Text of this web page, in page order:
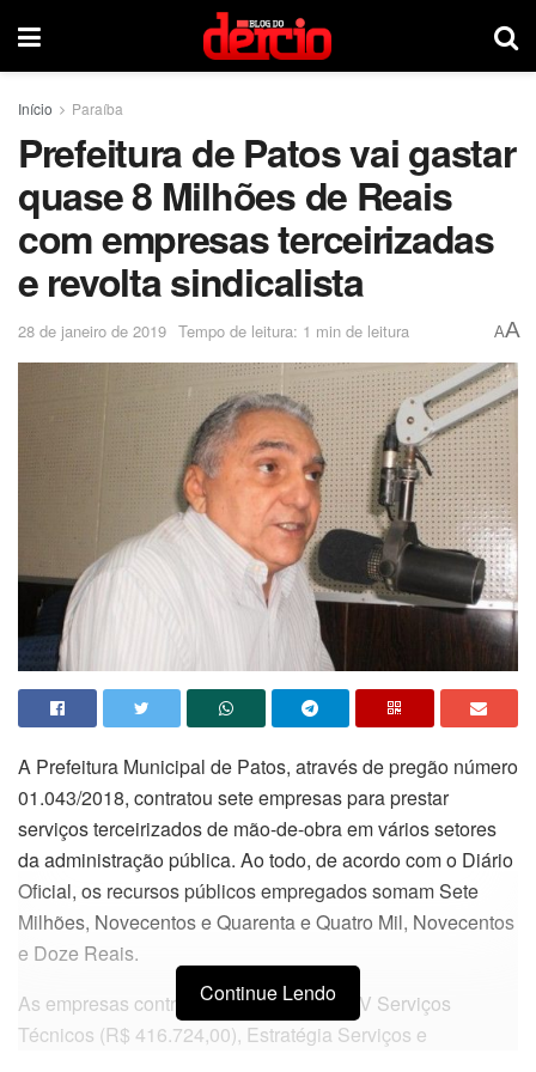
Início Paraíba
Prefeitura de Patos vai gastar
quase 8 Milhões de Reais
com empresas terceirizadas
e revolta sindicalista
28 de janeiro de 2019 Tempo de leitura: 1 min de leitura AA
A Prefeitura Municipal de Patos, através de pregão número
01.043/2018, contratou sete empresas para prestar
serviços terceirizados de mão-de-obra em vários setores
da administração pública. Ao todo, de acordo com o Diário
Oficial, os recursos públicos empregados somam Sete
Milhões, Novecentos e Quarenta e Quatro Mil, Novecentos
e Doze Reais.
As empresas contratadas são: BRASERV Serviços
Técnicos (R$ 416.724,00), Estratégia Serviços e
Continue Lendo